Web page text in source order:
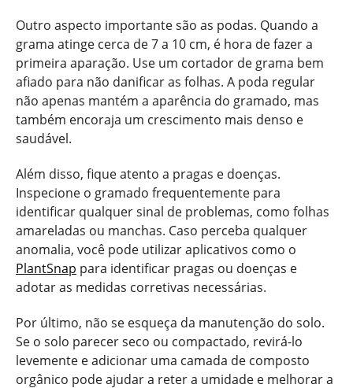
Outro aspecto importante são as podas. Quando a
grama atinge cerca de 7 a 10 cm, é hora de fazer a
primeira aparação. Use um cortador de grama bem
afiado para não danificar as folhas. A poda regular
não apenas mantém a aparência do gramado, mas
também encoraja um crescimento mais denso e
saudável.
Além disso, fique atento a pragas e doenças.
Inspecione o gramado frequentemente para
identificar qualquer sinal de problemas, como folhas
amareladas ou manchas. Caso perceba qualquer
anomalia, você pode utilizar aplicativos como o
PlantSnap para identificar pragas ou doenças e
adotar as medidas corretivas necessárias.
Por último, não se esqueça da manutenção do solo.
Se o solo parecer seco ou compactado, revirá-lo
levemente e adicionar uma camada de composto
orgânico pode ajudar a reter a umidade e melhorar a